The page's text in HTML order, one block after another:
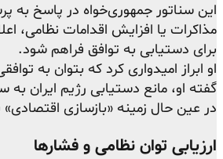
این سناتور جمهوری‌خواه در پاسخ به
مذاکرات یا افزایش اقدامات نظامی،
برای دستیابی به توافق فراهم شود.
او ابراز امیدواری کرد که بتوان به
گفته او، مانع دستیابی رژیم ایران
در عین حال زمینه «بازسازی اقتصادی»
ارزیابی توان نظامی و فشارها